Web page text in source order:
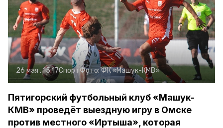
26 мая , 15:17СпортФото:ФК «Машук-КМВ»
Пятигорский футбольный клуб «Машук-
КМВ» проведёт выездную игру в Омске
против местного «Иртыша», которая